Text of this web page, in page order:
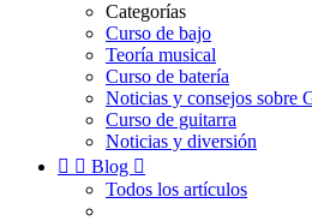
Categorías
Curso de bajo
Teoría musical
Curso de batería
Noticias y consejos sobre
Curso de guitarra
Noticias y diversión
  Blog 
Todos los artículos